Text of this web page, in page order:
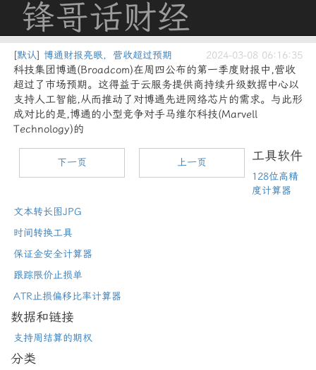
锋哥话财经
[默认] 博通财报亮眼，营收超过预期 2024-03-08 06:16:35
科技集团博通(Broadcom)在周四公布的第一季度财报中,营收
超过了市场预期。这得益于云服务提供商持续升级数据中心以
支持人工智能,从而推动了对博通先进网络芯片的需求。与此形
成对比的是,博通的小型竞争对手马维尔科技(Marvell
Technology)的
下一页 上一页 工具软件
128位高精
度计算器
文本转长图JPG
时间转换工具
保证金安全计算器
跟踪限价止损单
ATR止损偏移比率计算器
数据和链接
支持周结算的期权
分类